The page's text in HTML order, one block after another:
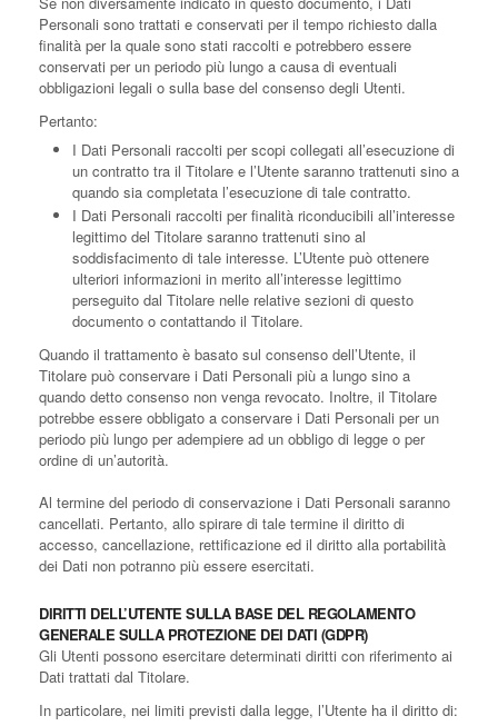
Personali sono trattati e conservati per il tempo richiesto dalla
finalità per la quale sono stati raccolti e potrebbero essere
conservati per un periodo più lungo a causa di eventuali
obbligazioni legali o sulla base del consenso degli Utenti.
Pertanto:
I Dati Personali raccolti per scopi collegati all’esecuzione di
un contratto tra il Titolare e l’Utente saranno trattenuti sino a
quando sia completata l’esecuzione di tale contratto.
I Dati Personali raccolti per finalità riconducibili all’interesse
legittimo del Titolare saranno trattenuti sino al
soddisfacimento di tale interesse. L’Utente può ottenere
ulteriori informazioni in merito all’interesse legittimo
perseguito dal Titolare nelle relative sezioni di questo
documento o contattando il Titolare.
Quando il trattamento è basato sul consenso dell’Utente, il
Titolare può conservare i Dati Personali più a lungo sino a
quando detto consenso non venga revocato. Inoltre, il Titolare
potrebbe essere obbligato a conservare i Dati Personali per un
periodo più lungo per adempiere ad un obbligo di legge o per
ordine di un’autorità.
Al termine del periodo di conservazione i Dati Personali saranno
cancellati. Pertanto, allo spirare di tale termine il diritto di
accesso, cancellazione, rettificazione ed il diritto alla portabilità
dei Dati non potranno più essere esercitati.
DIRITTI DELL’UTENTE SULLA BASE DEL REGOLAMENTO
GENERALE SULLA PROTEZIONE DEI DATI (GDPR)
Gli Utenti possono esercitare determinati diritti con riferimento ai
Dati trattati dal Titolare.
In particolare, nei limiti previsti dalla legge, l’Utente ha il diritto di: